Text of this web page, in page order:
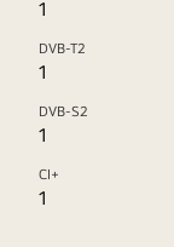
1
DVB-T2
1
DVB-S2
1
CI+
1